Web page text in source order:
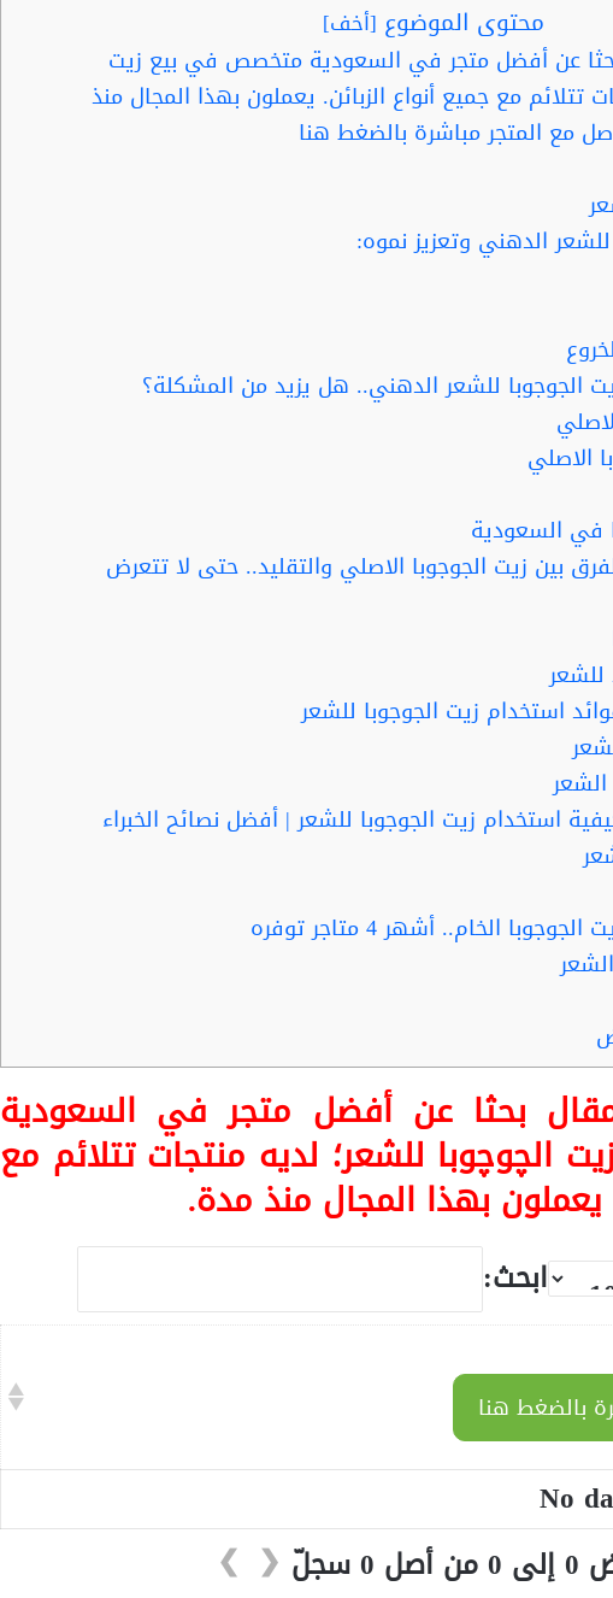
محتوى الموضوع [أخف]
عن أفضل متجر في السعودية متخصص في بيع زيت
تتلائم مع جميع أنواع الزبائن. يعملون بهذا المجال منذ
مع المتجر مباشرة بالضغط هنا
الدهني وتعزيز نموه:
الجوجوبا للشعر الدهني.. هل يزيد من المشكلة؟
الاصلي
في السعودية
بين زيت الجوجوبا الاصلي والتقليد.. حتى لا تتعرض
استخدام زيت الجوجوبا للشعر
استخدام زيت الجوجوبا للشعر | أفضل نصائح الخبراء
الخام.. أشهر 4 متاجر توفره
بحثا عن أفضل متجر في السعودية
للشعر؛ لديه منتجات تتلائم مع
يعملون بهذا المجال منذ مدة.
ابحث:
بالضغط هنا
No
سجلّ
❮
❯